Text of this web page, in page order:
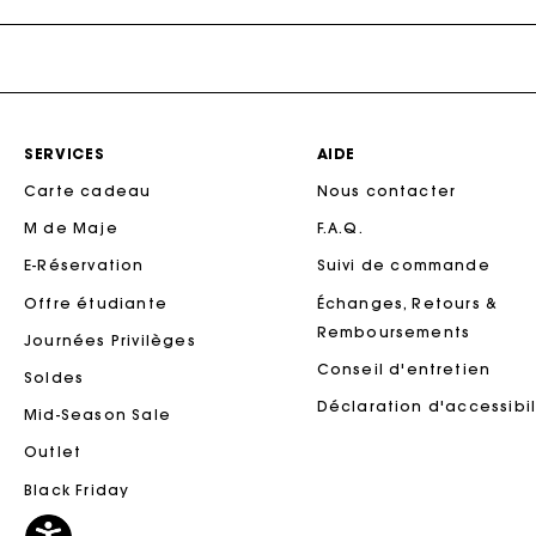
SERVICES
Carte cadeau
M de Maje
E-Réservation
Offre étudiante
Journées Privilèges
Soldes
Mid-Season Sale
Outlet
Black Friday
AIDE
Nous contacter
F.A.Q.
Suivi de commande
Échanges, Retours &
Remboursements
Conseil d'entretien
Déclaration